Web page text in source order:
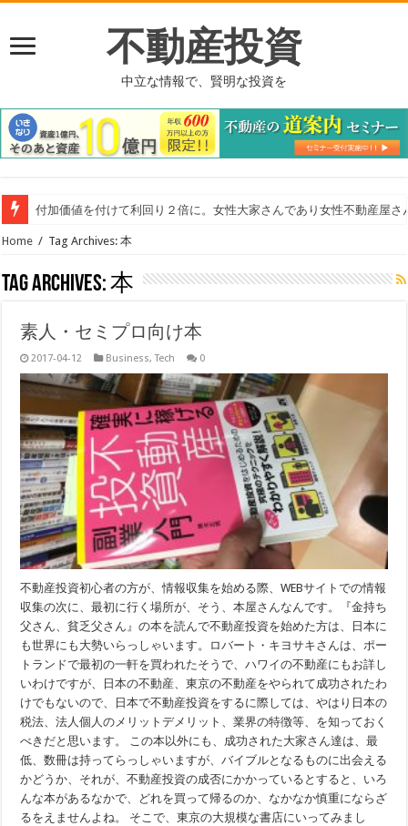
不動産投資
中立な情報で、賢明な投資を
東洋工業さんの給水管の浄化システム
Home / Tag Archives: 本
Tag Archives:本
素人・セミプロ向け本
2017-04-12 Business,Tech 0
不動産投資初心者の方が、情報収集を始める際、WEBサイトでの情報
収集の次に、最初に行く場所が、そう、本屋さんなんです。『金持ち
父さん、貧乏父さん』の本を読んで不動産投資を始めた方は、日本に
も世界にも大勢いらっしゃいます。ロバート・キヨサキさんは、ポー
トランドで最初の一軒を買われたそうで、ハワイの不動産にもお詳し
いわけですが、日本の不動産、東京の不動産をやられて成功されたわ
けでもないので、日本で不動産投資をするに際しては、やはり日本の
税法、法人個人のメリットデメリット、業界の特徴等、を知っておく
べきだと思います。 この本以外にも、成功された大家さん達は、最
低、数冊は持ってらっしゃいますが、バイブルとなるものに出会える
かどうか、それが、不動産投資の成否にかかっているとすると、いろ
んな本があるなかで、どれを買って帰るのか、なかなか慎重にならざ
るをえませんよね。 そこで、東京の大規模な書店にいってみまし